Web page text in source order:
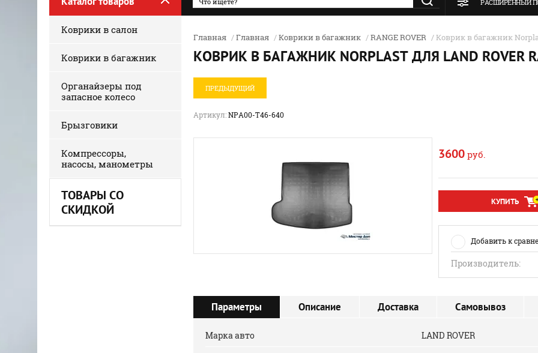
РАСШИРЕННЫЙ
Коврики в салон
Коврики в багажник
Органайзеры под
запасное колесо
Брызговики
Компрессоры,
насосы, манометры
ТОВАРЫ СО
СКИДКОЙ
Главная /Главная /Коврики в багажник /RANGE ROVER / Коврик в багажник
КОВРИК В БАГАЖНИК NORPLAST ДЛЯ LAND ROVER
ПРЕДЫДУЩИЙ
Артикул:NPA00-T46-640
3600 руб.
КУПИТЬ
Добавить к
Производитель:
Параметры Описание Доставка Самовывоз
Марка авто
LAND ROVER